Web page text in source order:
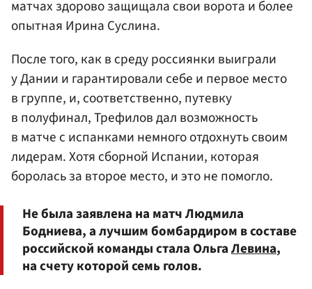
матчах здорово защищала свои ворота и более
опытная Ирина Суслина.
После того, как в среду россиянки выиграли
у Дании и гарантировали себе и первое место
в группе, и, соответственно, путевку
в полуфинал, Трефилов дал возможность
в матче с испанками немного отдохнуть своим
лидерам. Хотя сборной Испании, которая
боролась за второе место, и это не помогло.
Не была заявлена на матч Людмила
Бодниева, а лучшим бомбардиром в составе
российской команды стала ОльгаЛевина,
на счету которой семь голов.